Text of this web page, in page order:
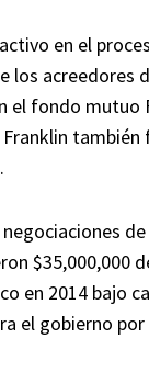
en el
los
el fondo
.
$35,000,000
en 2014 bajo
el gobierno